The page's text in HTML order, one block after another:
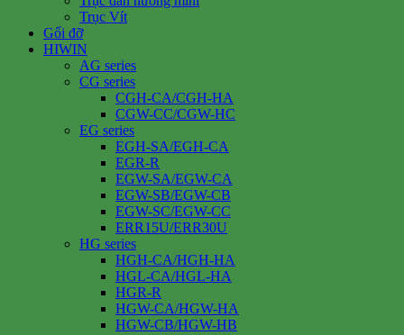
Trục Vít
Gối đỡ
HIWIN
AG series
CG series
CGH-CA/CGH-HA
CGW-CC/CGW-HC
EG series
EGH-SA/EGH-CA
EGR-R
EGW-SA/EGW-CA
EGW-SB/EGW-CB
EGW-SC/EGW-CC
ERR15U/ERR30U
HG series
HGH-CA/HGH-HA
HGL-CA/HGL-HA
HGR-R
HGW-CA/HGW-HA
HGW-CB/HGW-HB